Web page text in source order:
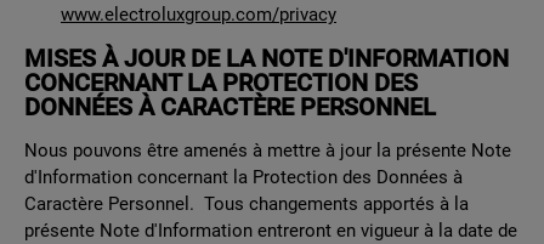
www.electroluxgroup.com/privacy
MISES À JOUR DE LA NOTE D'INFORMATION
CONCERNANT LA PROTECTION DES
DONNÉES À CARACTÈRE PERSONNEL
Nous pouvons être amenés à mettre à jour la présente Note
d'Information concernant la Protection des Données à
Caractère Personnel. Tous changements apportés à la
présente Note d'Information entreront en vigueur à la date de